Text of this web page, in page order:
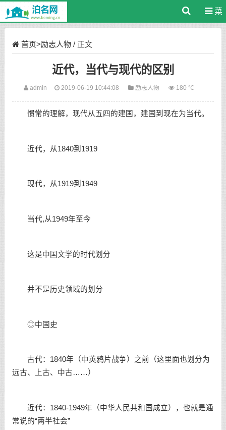
菜
首页>励志人物/ 正文
近代，当代与现代的区别
admin 2019-06-19 10:44:08 励志人物 180 ℃
惯常的理解，现代从五四的建国，建国到现在为当代。
近代，从1840到1919
现代，从1919到1949
当代,从1949年至今
这是中国文学的时代划分
并不是历史领域的划分
◎中国史
古代：1840年（中英鸦片战争）之前（这里面也划分为
远古、上古、中古……）
近代：1840-1949年（中华人民共和国成立），也就是通
常说的“两半社会”